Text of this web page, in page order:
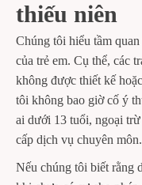
thiếu niên
Chúng tôi hiểu tầm
của trẻ em. Cụ thể, các
không được thiết kế
tôi không bao giờ cố ý
ai dưới 13 tuổi, ngoại
cấp dịch vụ chuyên môn.
Nếu chúng tôi biết rằng